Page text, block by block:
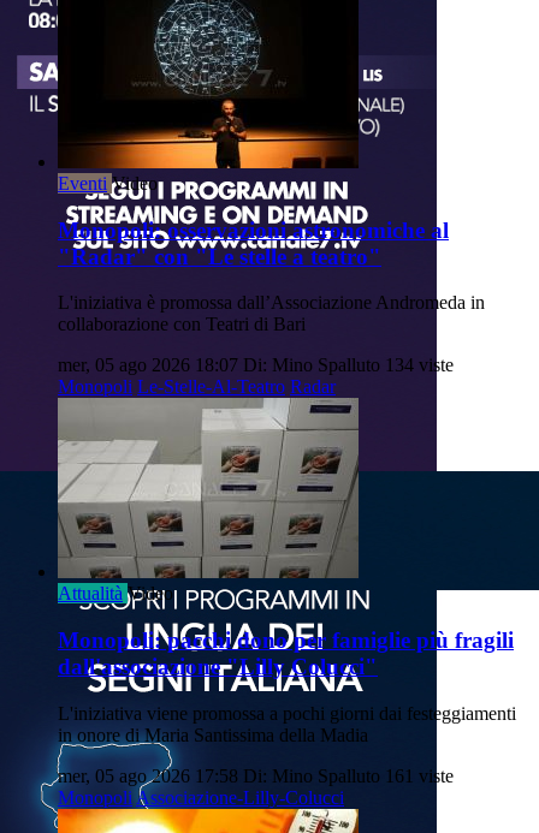
Eventi Video
Monopoli: osservazioni astronomiche al
"Radar" con "Le stelle a teatro"
L'iniziativa è promossa dall’Associazione Andromeda in
collaborazione con Teatri di Bari
mer, 05 ago 2026 18:07 Di: Mino Spalluto 134 viste
Monopoli Le-Stelle-Al-Teatro Radar
Attualità Video
Monopoli: pacchi dono per famiglie più fragili
dall'associazione "Lilly Colucci"
L'iniziativa viene promossa a pochi giorni dai festeggiamenti
in onore di Maria Santissima della Madia
mer, 05 ago 2026 17:58 Di: Mino Spalluto 161 viste
Monopoli Associazione-Lilly-Colucci